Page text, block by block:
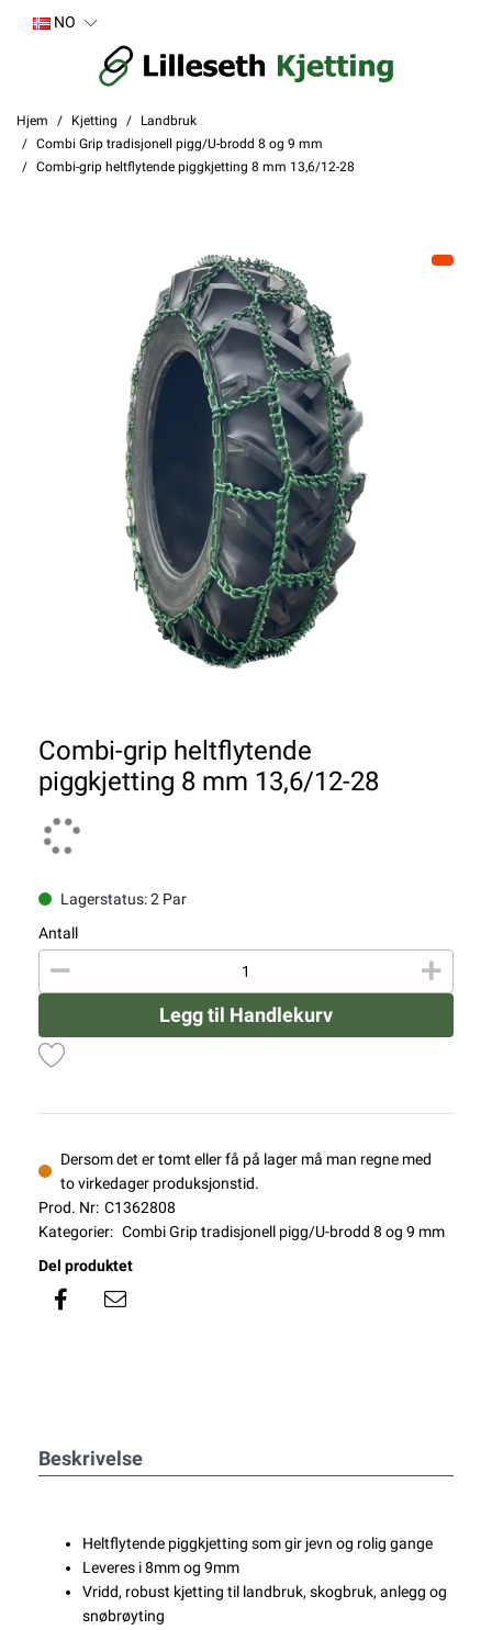
NO
Hjem Kjetting
Landbruk
Combi Grip tradisjonell pigg/U-brodd 8 og 9 mm
Combi-grip heltflytende piggkjetting 8 mm 13,6/12-28
Combi-grip heltflytende
piggkjetting 8 mm 13,6/12-28
Lagerstatus: 2 Par
Antall
Legg til Handlekurv
Dersom det er tomt eller få på lager må man regne med
to virkedager produksjonstid.
Prod. Nr: C1362808
Kategorier: Combi Grip tradisjonell pigg/U-brodd 8 og 9 mm
Del produktet
Beskrivelse
Heltflytende piggkjetting som gir jevn og rolig gange
Leveres i 8mm og 9mm
Vridd, robust kjetting til landbruk, skogbruk, anlegg og
snøbrøyting